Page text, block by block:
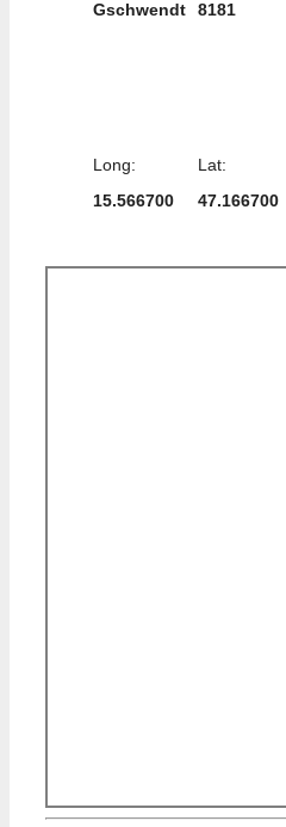
Gschwendt 8181
Long:
15.566700
Lat:
47.166700